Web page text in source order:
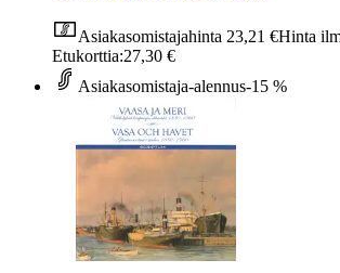
Asiakasomistajahinta 23,21 €Hinta
Etukorttia:27,30 €
Asiakasomistaja-alennus-15 %